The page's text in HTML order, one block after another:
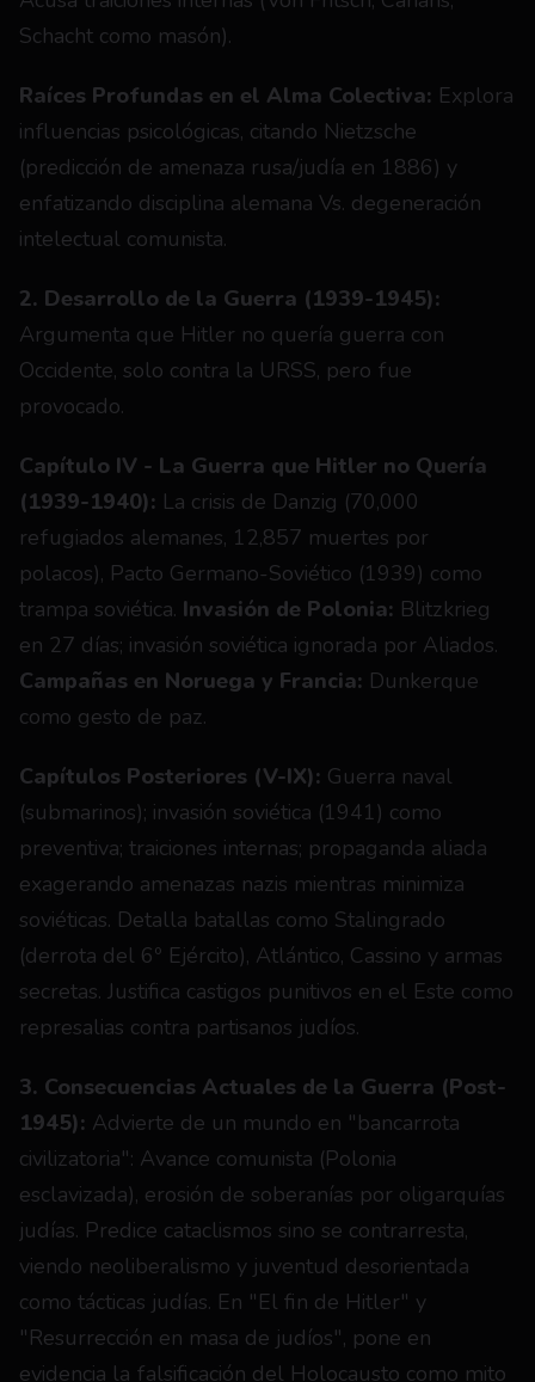
Schacht como masón).
Raíces Profundas en el Alma Colectiva: Explora
influencias psicológicas, citando Nietzsche
(predicción de amenaza rusa/judía en 1886) y
enfatizando disciplina alemana Vs. degeneración
intelectual comunista.
2. Desarrollo de la Guerra (1939-1945):
Argumenta que Hitler no quería guerra con
Occidente, solo contra la URSS, pero fue
provocado.
Capítulo IV - La Guerra que Hitler no Quería
(1939-1940): La crisis de Danzig (70,000
refugiados alemanes, 12,857 muertes por
polacos), Pacto Germano-Soviético (1939) como
trampa soviética. Invasión de Polonia: Blitzkrieg
Campañas en Noruega y Francia: Dunkerque
como gesto de paz.
Capítulos Posteriores (V-IX): Guerra naval
(submarinos); invasión soviética (1941) como
preventiva; traiciones internas; propaganda aliada
exagerando amenazas nazis mientras minimiza
soviéticas. Detalla batallas como Stalingrado
(derrota del 6º Ejército), Atlántico, Cassino y armas
secretas. Justifica castigos punitivos en el Este como
represalias contra partisanos judíos.
3. Consecuencias Actuales de la Guerra (Post-
1945): Advierte de un mundo en "bancarrota
civilizatoria": Avance comunista (Polonia
esclavizada), erosión de soberanías por oligarquías
judías. Predice cataclismos sino se contrarresta,
viendo neoliberalismo y juventud desorientada
como tácticas judías. En "El fin de Hitler" y
"Resurrección en masa de judíos", pone en
evidencia la falsificación del Holocausto como mito